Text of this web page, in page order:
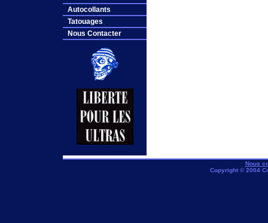
Autocollants
Tatouages
Nous Contacter
Nous
Copyright © 2004